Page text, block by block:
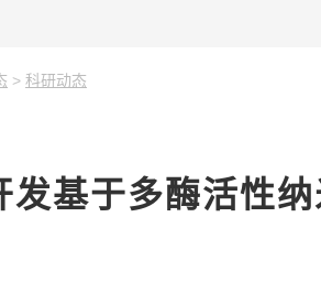
> 科研动态
发基于多酶活性